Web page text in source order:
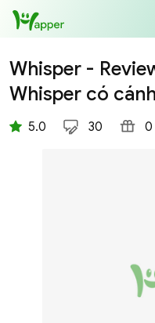
Whisper -
Whisper có
5.0 30 0